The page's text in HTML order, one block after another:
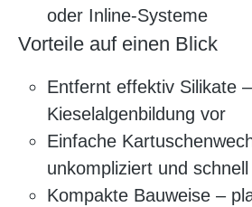
oder Inline-Systeme
Vorteile auf einen Blick
Entfernt effektiv Silikate
Kieselalgenbildung vor
Einfache
unkompliziert und schnell
Kompakte Bauweise –